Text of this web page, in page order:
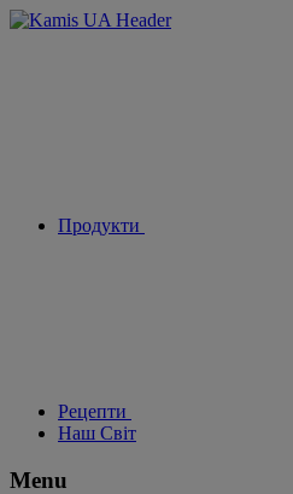
Продукти
Рецепти
Наш Світ
Menu